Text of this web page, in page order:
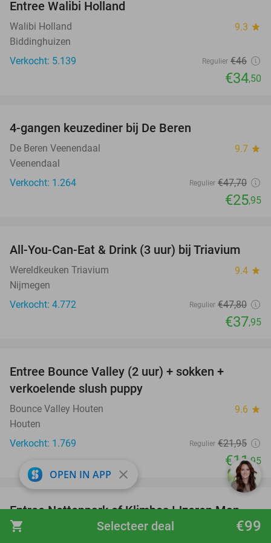
shopping_cart €99
Selecteer deal
Entree Walibi Holland
Walibi Holland 9.3 star
Biddinghuizen
Verkocht: 5.139
Regulier €46
€34,50
4-gangen keuzediner bij De Beren
De Beren Veenendaal 9.7 star
Veenendaal
Verkocht: 1.264
Regulier €47,70
€25,95
21%
All-You-Can-Eat & Drink (3 uur) bij Triavium
Wereldkeuken Triavium 9.4 star
Nijmegen
Verkocht: 4.772
Regulier €47,80
€37,95
Entree Bounce Valley (2 uur) + sokken +
verkoelende slush puppy
Bounce Valley Houten 9.6 star
Houten
Verkocht: 1.769
Regulier €21,95
€11,95
29%
favorite_border
Entree Nettenpark of Klimbos IJzeren Man
Vught + consumptie
OPEN IN APP close